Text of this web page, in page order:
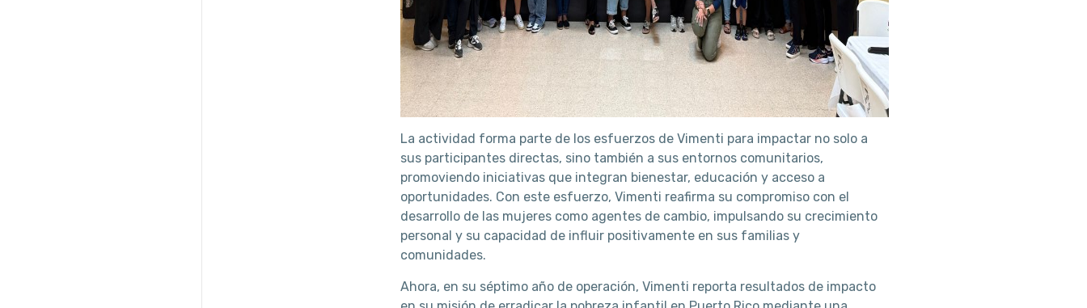
La actividad forma parte de los esfuerzos de Vimenti para impactar no solo a
sus participantes directas, sino también a sus entornos comunitarios,
promoviendo iniciativas que integran bienestar, educación y acceso a
oportunidades. Con este esfuerzo, Vimenti reafirma su compromiso con el
desarrollo de las mujeres como agentes de cambio, impulsando su crecimiento
personal y su capacidad de influir positivamente en sus familias y
comunidades.
Ahora, en su séptimo año de operación, Vimenti reporta resultados de impacto